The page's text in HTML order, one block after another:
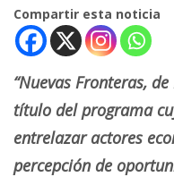
Compartir esta noticia
“Nuevas Fronteras,
título del programa
entrelazar actores
percepción de